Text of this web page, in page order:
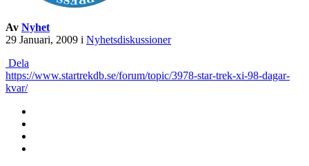
Av Nyhet
29 Januari, 2009 i Nyhetsdiskussioner
Dela
https://www.startrekdb.se/forum/topic/3978-star-trek-xi-98-dagar-
kvar/